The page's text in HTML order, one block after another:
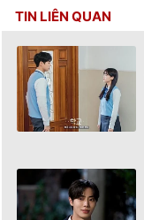
TIN LIÊN QUAN